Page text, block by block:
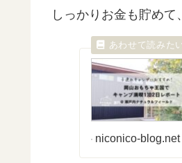
しっかりお金も貯め
niconico-blog.net